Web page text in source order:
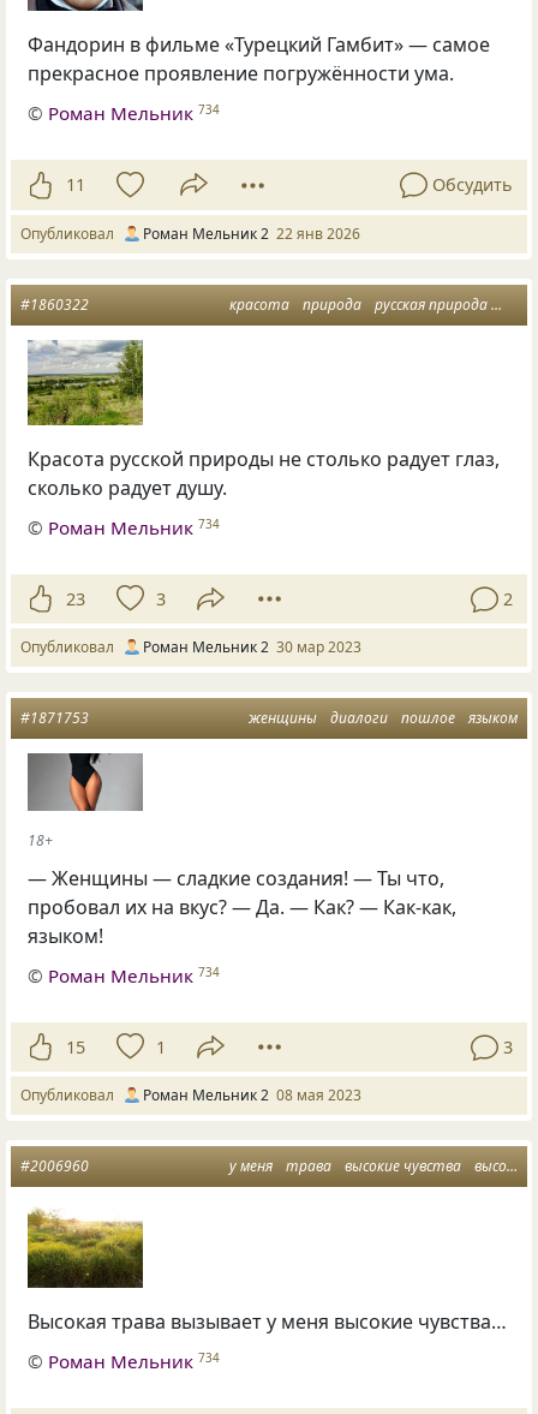
Фандорин в фильме «Турецкий Гамбит» — самое
прекрасное проявление погружённости ума.
© Роман Мельник 734
11 Обсудить
Опубликовал Роман Мельник 2 22 янв 2026
красота природа русская природа
#1860322
Красота русской природы не столько радует глаз,
сколько радует душу.
© Роман Мельник 734
23 3 2
Опубликовал Роман Мельник 2 30 мар 2023
женщины диалоги пошлое языком
#1871753
18+
— Женщины — сладкие создания! — Ты что,
пробовал их на вкус? — Да. — Как? — Как-как,
языком!
© Роман Мельник 734
15 1 3
Опубликовал Роман Мельник 2 08 мая 2023
у меня трава высокие чувства высокая трава
#2006960
Высокая трава вызывает у меня высокие чувства…
© Роман Мельник 734